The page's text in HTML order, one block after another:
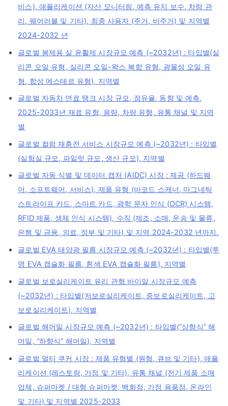
비스), 애플리케이션 (자산 모니터링, 예측 유지 보수, 차량 관
리, 웨어러블 및 기타), 최종 사용자 (주거, 비주거) 및 지역별
2024-2032 년
글로벌 봉제용 실 윤활제 시장규모 예측 (~2032년) : 타입별(실
리콘 오일 유형, 실리콘 오일-왁스 복합 유형, 광물성 오일 유
형, 합성 에스테르 유형), 지역별
글로벌 자동차 연료 탱크 시장 규모, 점유율, 동향 및 예측,
2025-2033년 재료 유형, 용량, 차량 유형, 유통 채널 및 지역
별
글로벌 컬럼 재충전 서비스 시장규모 예측 (~2032년) : 타입별
(실험실 규모, 파일럿 규모, 생산 규모), 지역별
글로벌 자동 식별 및 데이터 캡처 (AIDC) 시장 : 제공 (하드웨
어, 소프트웨어, 서비스), 제품 유형 (바코드 스캐너, 마그네틱
스트라이프 카드, 스마트 카드, 광학 문자 인식 (OCR) 시스템,
RFID 제품, 생체 인식 시스템), 수직 (제조, 소매, 운송 및 물류,
은행 및 금융, 의료, 정부 및 기타) 및 지역 2024-2032 년까지.
글로벌 EVA 태양광 필름 시장규모 예측 (~2032년) : 타입별(투
명 EVA 캡슐화 필름, 흰색 EVA 캡슐화 필름), 지역별
글로벌 보로실리케이트 유리 관형 바이알 시장규모 예측
(~2032년) : 타입별(저보로실리케이트, 중보로실리케이트, 고
보로실리케이트), 지역별
글로벌 해머밀 시장규모 예측 (~2032년) : 타입별(“상향식” 해
머밀, “하향식” 해머밀), 지역별
글로벌 멀티 쿠커 시장 : 제품 유형별 (원형, 큐브 및 기타), 애플
리케이션 (레스토랑, 가정 및 기타), 유통 채널 (전기 제품 소매
업체, 슈퍼마켓 / 대형 슈퍼마켓, 백화점, 가정 용품점, 온라인
및 기타) 및 지역별 2025-2033